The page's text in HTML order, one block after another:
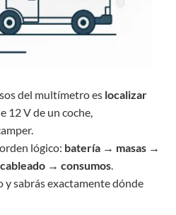
del multímetro es localizar
12 V de un coche,
lógico: batería → masas →
→ consumos.
sabrás exactamente dónde